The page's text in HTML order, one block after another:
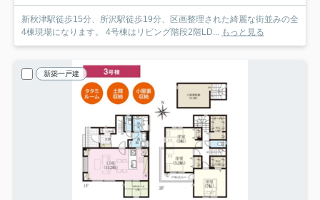
新秋津駅徒歩15分、所沢駅徒歩19分、区画整理された綺麗な街並みの全
4棟現場になります。 4号棟はリビング階段2階LD... もっと見る
新築一戸建